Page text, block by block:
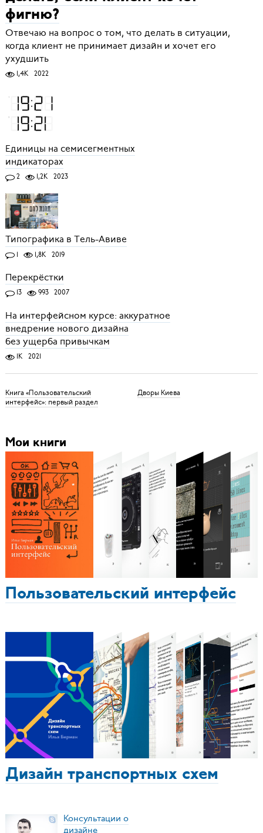
фигню?
Отвечаю на вопрос о том, что делать в ситуации,
когда клиент не принимает дизайн и хочет его
ухудшить
1,4K 2022
Единицы на семисегментных
индикаторах
2 1,2K 2023
Типографика в Тель-Авиве
1 1,8K 2019
Перекрёстки
13 993 2007
На интерфейсном курсе: аккуратное
внедрение нового дизайна
без ущерба привычкам
1K 2021
Книга «Пользовательский
интерфейс»: первый раздел
Дворы Киева
Мои книги
Пользовательский интерфейс
Дизайн транспортных схем
Консультации о
дизайне